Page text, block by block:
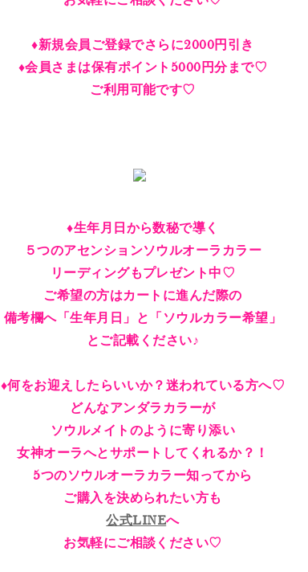
♦︎新規会員ご登録でさらに2000円引き
♦︎会員さまは保有ポイント5000円分まで♡
ご利用可能です♡
♦︎生年月日から数秘で導く
５つのアセンションソウルオーラカラー
リーディングもプレゼント中♡
ご希望の方はカートに進んだ際の
備考欄へ「生年月日」と「ソウルカラー希望」
とご記載ください♪
♦︎何をお迎えしたらいいか？迷われている方へ♡
どんなアンダラカラーが
ソウルメイトのように寄り添い
女神オーラへとサポートしてくれるか？！
5つのソウルオーラカラー知ってから
ご購入を決められたい方も
公式LINEへ
お気軽にご相談ください♡